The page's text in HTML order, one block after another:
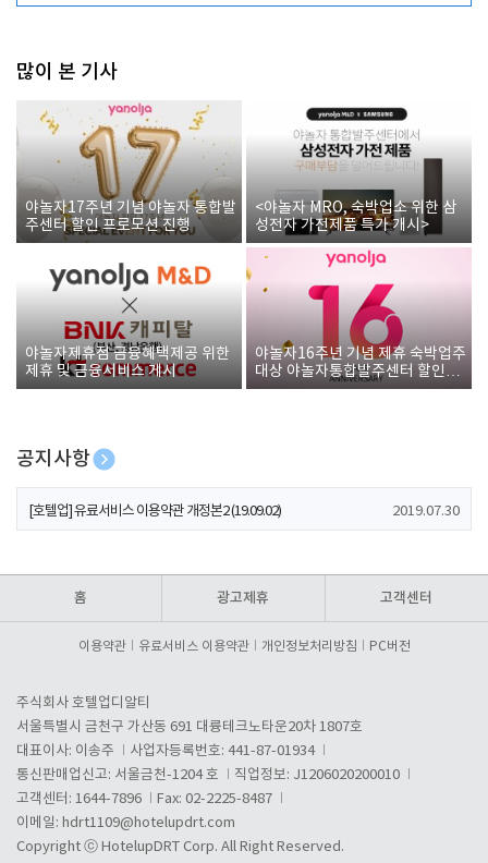
많이 본 기사
야놀자17주년 기념 야놀자 통합발
주센터 할인 프로모션 진행
<야놀자 MRO, 숙박업소 위한 삼
성전자 가전제품 특가 개시>
야놀자제휴점 금융혜택제공 위한
제휴 및 금융서비스 게시
야놀자16주년 기념 제휴 숙박업주
대상 야놀자통합발주센터 할인쿠
폰 증정
공지사항
[호텔업] 개인정보 처리방침 개정본1 (19.09.02)
[호텔업] 유료서비스 이용약관 개정본2 (19.09.02) 2019.07.30
홈 광고제휴 고객센터
이용약관 유료서비스 이용약관 개인정보처리방침 PC버전
주식회사 호텔업디알티
서울특별시 금천구 가산동 691 대륭테크노타운20차 1807호
대표이사: 이송주
사업자등록번호: 441-87-01934
통신판매업신고: 서울금천-1204 호
직업정보: J1206020200010
고객센터: 1644-7896
Fax: 02-2225-8487
이메일: hdrt1109@hotelupdrt.com
Copyright ⓒ HotelupDRT Corp. All Right Reserved.